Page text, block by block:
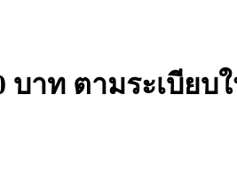
บาท ตามระเบียบ